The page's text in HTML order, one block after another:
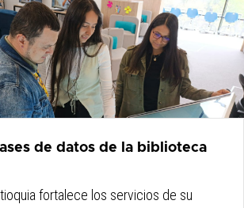
de datos de la biblioteca
fortalece los servicios de su